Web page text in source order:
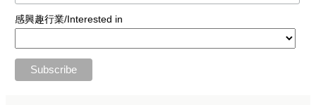
感興趣行業/Interested in